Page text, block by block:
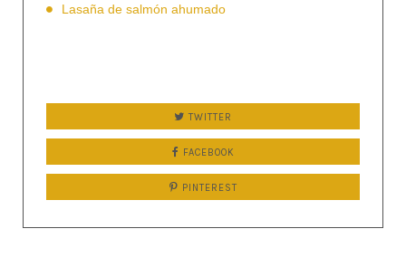
Lasaña de salmón ahumado
TWITTER
FACEBOOK
PINTEREST